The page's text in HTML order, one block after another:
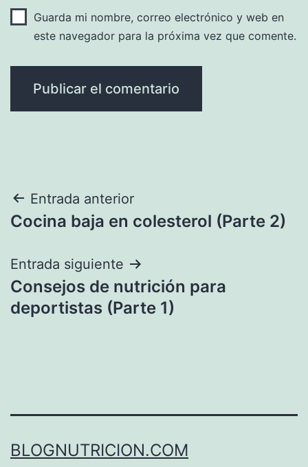
Guarda mi nombre, correo electrónico y web en
este navegador para la próxima vez que comente.
Navegación
de
entradas
Entrada anterior
Cocina baja en colesterol (Parte 2)
Entrada siguiente
Consejos de nutrición para
deportistas (Parte 1)
BLOGNUTRICION.COM